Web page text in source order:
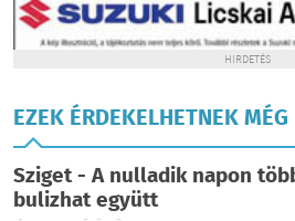
HIRDETÉS
EZEK ÉRDEKELHETNEK MÉG
Sziget - A nulladik napon
bulizhat együtt